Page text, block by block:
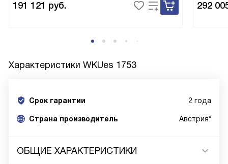
191 121 руб. 292
Характеристики WKUes 1753
Срок гарантии 2 года
Cтрана производитель Австрия*
ОБЩИЕ ХАРАКТЕРИСТИКИ